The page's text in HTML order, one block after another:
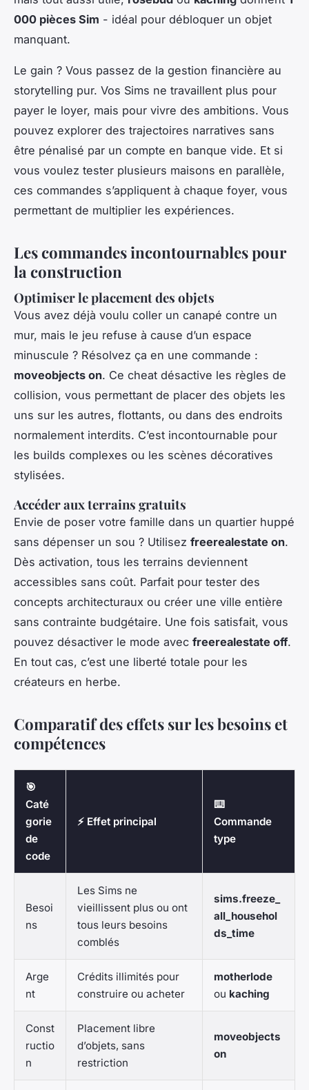
000 pièces Sim - idéal pour débloquer un objet
manquant.
Le gain ? Vous passez de la gestion financière au
storytelling pur. Vos Sims ne travaillent plus pour
payer le loyer, mais pour vivre des ambitions. Vous
pouvez explorer des trajectoires narratives sans
être pénalisé par un compte en banque vide. Et si
vous voulez tester plusieurs maisons en parallèle,
ces commandes s’appliquent à chaque foyer, vous
permettant de multiplier les expériences.
Les commandes incontournables pour
la construction
Optimiser le placement des objets
Vous avez déjà voulu coller un canapé contre un
mur, mais le jeu refuse à cause d’un espace
minuscule ? Résolvez ça en une commande :
moveobjects on. Ce cheat désactive les règles de
collision, vous permettant de placer des objets les
uns sur les autres, flottants, ou dans des endroits
normalement interdits. C’est incontournable pour
les builds complexes ou les scènes décoratives
stylisées.
Accéder aux terrains gratuits
Envie de poser votre famille dans un quartier huppé
sans dépenser un sou ? Utilisez freerealestate on.
Dès activation, tous les terrains deviennent
accessibles sans coût. Parfait pour tester des
concepts architecturaux ou créer une ville entière
sans contrainte budgétaire. Une fois satisfait, vous
pouvez désactiver le mode avec freerealestate off.
En tout cas, c’est une liberté totale pour les
créateurs en herbe.
Comparatif des effets sur les besoins et
compétences
🎯
Caté
gorie
de
code
⚡ Effet principal
⌨️
Commande
type
Besoi
ns
Les Sims ne
vieillissent plus ou ont
tous leurs besoins
comblés
sims.freeze_
all_househol
ds_time
Arge
nt
Crédits illimités pour
construire ou acheter
motherlode
ou kaching
Const
ructio
n
Placement libre
d’objets, sans
restriction
moveobjects
on